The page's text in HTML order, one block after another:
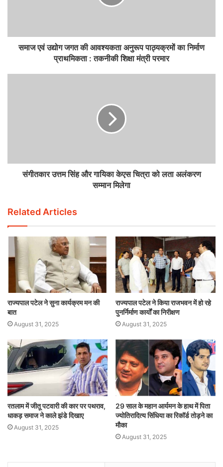
समाज एवं उद्योग जगत की आवश्यकता अनुरूप पाठ्यक्रमों का निर्माण
प्राथमिकता : तकनीकी शिक्षा मंत्री परमार
संगीतकार उत्तम सिंह और गायिका केएस चित्रा को लता अलंकरण
सम्मान मिलेगा
Related Articles
राज्यपाल पटेल ने सुना कार्यक्रम मन की
बात
August 31, 2025
राज्यपाल पटेल ने किया राजभवन में हो रहे
पुनर्निर्माण कार्यों का निरीक्षण
August 31, 2025
रतलाम में जीतू पटवारी की कार पर पथराव,
धाकड़ समाज ने काले झंडे दिखाए
August 31, 2025
29 साल के महान आर्यमन के हाथ में पिता
ज्योतिरादित्य सिंधिया का रिकॉर्ड तोड़ने का
मौका
August 31, 2025